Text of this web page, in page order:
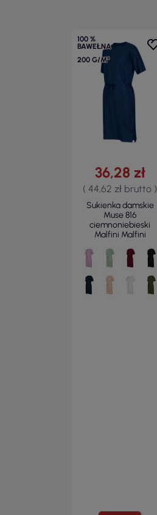
100 %
BAWEŁNA
200 G/M²
36,28 zł
( 44,62 zł brutto )
Sukienka damskie
Muse 816
ciemnoniebieski
Malfini Malfini